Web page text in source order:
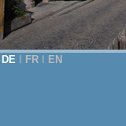
DE FR EN